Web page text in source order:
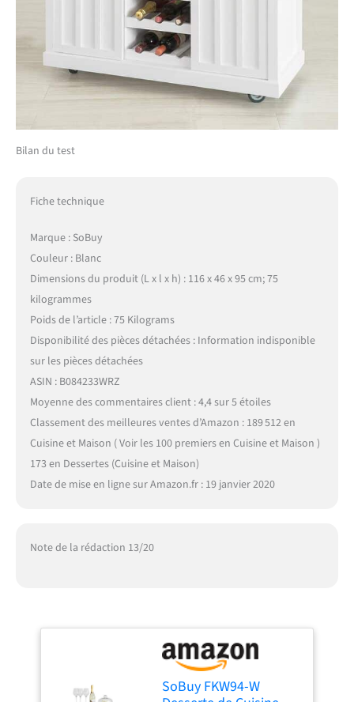
Bilan du test
Fiche technique
Marque : SoBuy
Couleur : Blanc
Dimensions du produit (L x l x h) : 116 x 46 x 95 cm; 75
kilogrammes
Poids de l’article : 75 Kilograms
Disponibilité des pièces détachées : Information indisponible
sur les pièces détachées
ASIN : B084233WRZ
Moyenne des commentaires client : 4,4 sur 5 étoiles
Classement des meilleures ventes d’Amazon : 189 512 en
Cuisine et Maison ( Voir les 100 premiers en Cuisine et Maison )
173 en Dessertes (Cuisine et Maison)
Date de mise en ligne sur Amazon.fr : 19 janvier 2020
Note de la rédaction 13/20
SoBuy FKW94-W